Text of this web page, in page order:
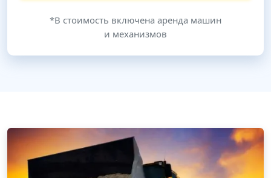
*В стоимость включена аренда машин
и механизмов